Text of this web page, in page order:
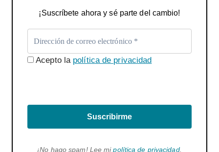
¡Suscríbete ahora y sé parte del cambio!
Acepto la política de privacidad
Suscribirme
¡No hago spam! Lee mipolítica de privacidad.